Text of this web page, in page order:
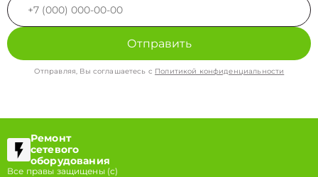
Отправить
Отправляя, Вы соглашаетесь с Политикой конфиденциальности
Ремонт
сетевого
оборудования
Все правы защищены (с)